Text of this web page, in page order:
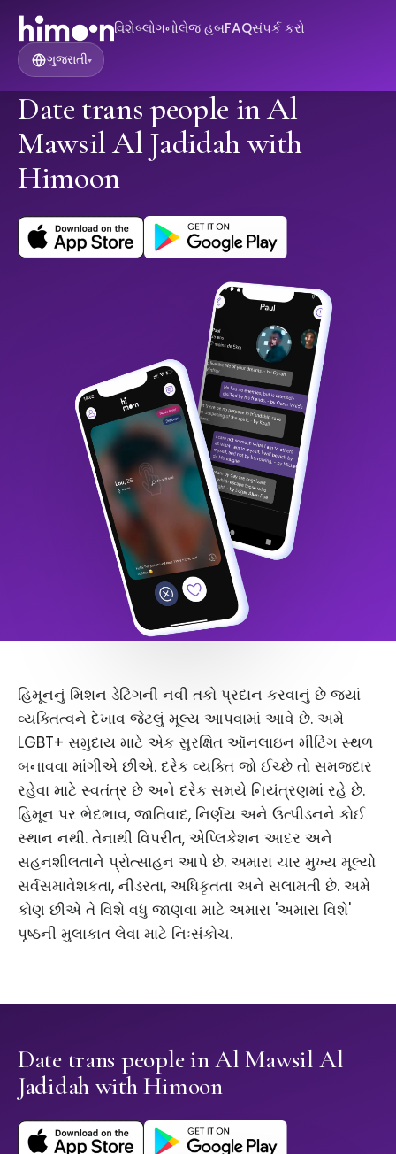
વિશેબ્લોગનોલેજ હબFAQસંપર્ક કરો
ગુજરાતી▾
Date trans people in Al
Mawsil Al Jadidah with
Himoon
હિમૂનનું મિશન ડેટિંગની નવી તકો પ્રદાન કરવાનું છે જ્યાં
વ્યક્તિત્વને દેખાવ જેટલું મૂલ્ય આપવામાં આવે છે. અમે
LGBT+ સમુદાય માટે એક સુરક્ષિત ઑનલાઇન મીટિંગ સ્થળ
બનાવવા માંગીએ છીએ. દરેક વ્યક્તિ જો ઈચ્છે તો સમજદાર
રહેવા માટે સ્વતંત્ર છે અને દરેક સમયે નિયંત્રણમાં રહે છે.
હિમૂન પર ભેદભાવ, જાતિવાદ, નિર્ણય અને ઉત્પીડનને કોઈ
સ્થાન નથી. તેનાથી વિપરીત, એપ્લિકેશન આદર અને
સહનશીલતાને પ્રોત્સાહન આપે છે. અમારા ચાર મુખ્ય મૂલ્યો
સર્વસમાવેશકતા, નીડરતા, અધિકૃતતા અને સલામતી છે. અમે
કોણ છીએ તે વિશે વધુ જાણવા માટે અમારા 'અમારા વિશે'
પૃષ્ઠની મુલાકાત લેવા માટે નિઃસંકોચ.
Date trans people in Al Mawsil Al
Jadidah with Himoon